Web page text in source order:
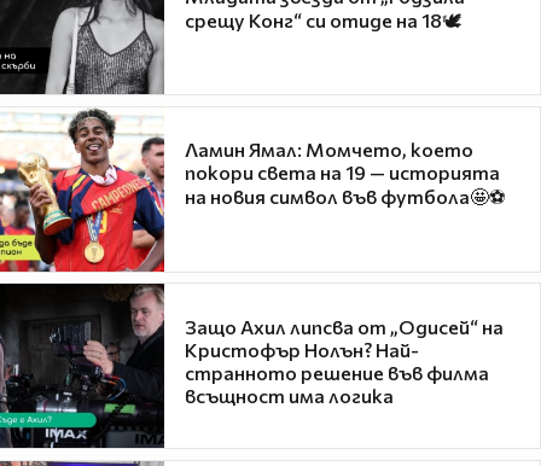
срещу Конг“ си отиде на 18🕊️
Ламин Ямал: Момчето, което
покори света на 19 — историята
на новия символ във футбола🤩⚽
Защо Ахил липсва от „Одисей“ на
Кристофър Нолън? Най-
странното решение във филма
всъщност има логика